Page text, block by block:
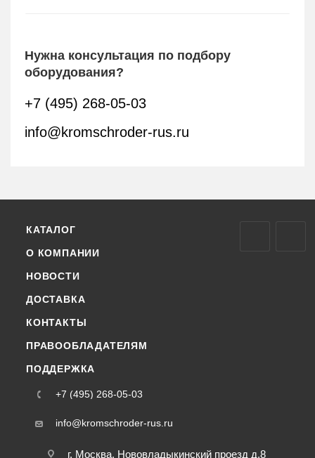
Нужна консультация по подбору
оборудования?
+7 (495) 268-05-03
info@kromschroder-rus.ru
КАТАЛОГ
О КОМПАНИИ
НОВОСТИ
ДОСТАВКА
КОНТАКТЫ
ПРАВООБЛАДАТЕЛЯМ
ПОДДЕРЖКА
+7 (495) 268-05-03
info@kromschroder-rus.ru
г. Москва, Нововладыкинский проезд д.8